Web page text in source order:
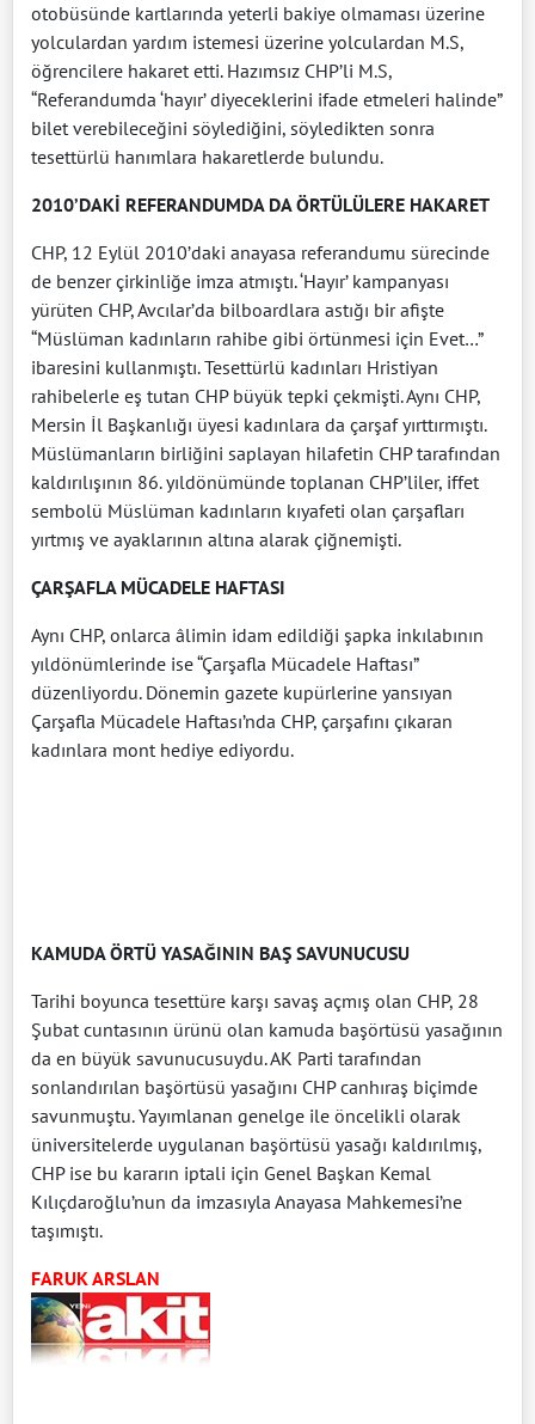
otobüsünde kartlarında yeterli bakiye olmaması üzerine
yolculardan yardım istemesi üzerine yolculardan M.S,
öğrencilere hakaret etti. Hazımsız CHP’li M.S,
“Referandumda ‘hayır’ diyeceklerini ifade etmeleri halinde”
bilet verebileceğini söylediğini, söyledikten sonra
tesettürlü hanımlara hakaretlerde bulundu.
2010’DAKİ REFERANDUMDA DA ÖRTÜLÜLERE HAKARET
CHP, 12 Eylül 2010’daki anayasa referandumu sürecinde
de benzer çirkinliğe imza atmıştı. ‘Hayır’ kampanyası
yürüten CHP, Avcılar’da bilboardlara astığı bir afişte
“Müslüman kadınların rahibe gibi örtünmesi için Evet…”
ibaresini kullanmıştı. Tesettürlü kadınları Hristiyan
rahibelerle eş tutan CHP büyük tepki çekmişti. Aynı CHP,
Mersin İl Başkanlığı üyesi kadınlara da çarşaf yırttırmıştı.
Müslümanların birliğini saplayan hilafetin CHP tarafından
kaldırılışının 86. yıldönümünde toplanan CHP’liler, iffet
sembolü Müslüman kadınların kıyafeti olan çarşafları
yırtmış ve ayaklarının altına alarak çiğnemişti.
ÇARŞAFLA MÜCADELE HAFTASI
Aynı CHP, onlarca âlimin idam edildiği şapka inkılabının
yıldönümlerinde ise “Çarşafla Mücadele Haftası”
düzenliyordu. Dönemin gazete kupürlerine yansıyan
Çarşafla Mücadele Haftası’nda CHP, çarşafını çıkaran
kadınlara mont hediye ediyordu.
KAMUDA ÖRTÜ YASAĞININ BAŞ SAVUNUCUSU
Tarihi boyunca tesettüre karşı savaş açmış olan CHP, 28
Şubat cuntasının ürünü olan kamuda başörtüsü yasağının
da en büyük savunucusuydu. AK Parti tarafından
sonlandırılan başörtüsü yasağını CHP canhıraş biçimde
savunmuştu. Yayımlanan genelge ile öncelikli olarak
üniversitelerde uygulanan başörtüsü yasağı kaldırılmış,
CHP ise bu kararın iptali için Genel Başkan Kemal
Kılıçdaroğlu’nun da imzasıyla Anayasa Mahkemesi’ne
taşımıştı.
FARUK ARSLAN